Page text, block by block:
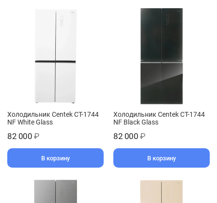
Холодильник Centek CT-1744
NF White Glass
82 000 ₽
В корзину
Холодильник Centek CT-1744
NF Black Glass
82 000 ₽
В корзину